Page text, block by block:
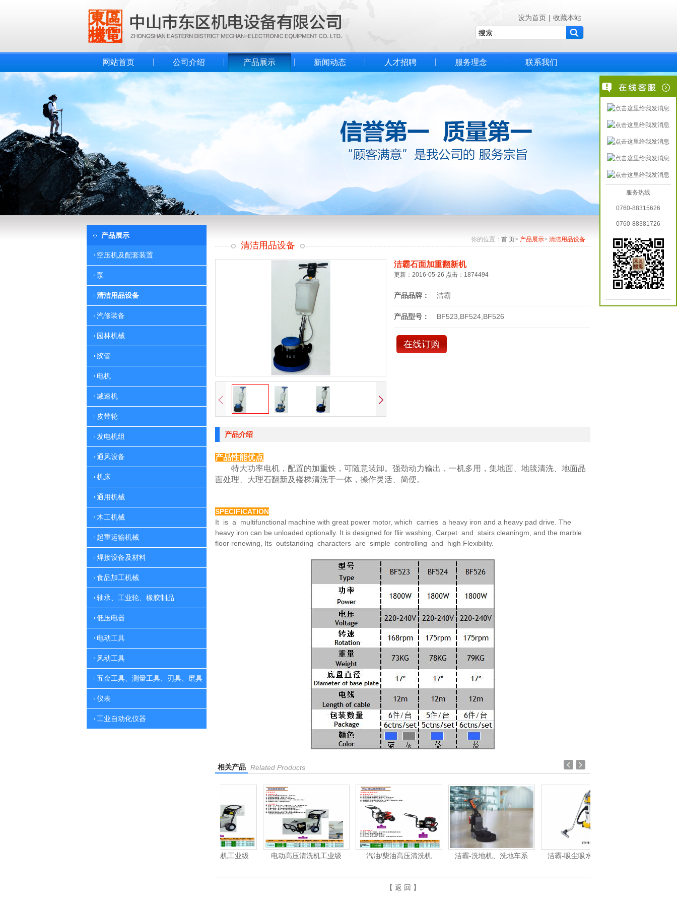
设为首页 | 收藏本站
网站首页 公司介绍 产品展示 新闻动态 人才招聘 服务理念 联系我们
产品展示
空压机及配套装置
泵
清洁用品设备
汽修装备
园林机械
胶管
电机
减速机
皮带轮
发电机组
通风设备
机床
通用机械
木工机械
起重运输机械
焊接设备及材料
食品加工机械
轴承、工业轮、橡胶制品
低压电器
电动工具
风动工具
五金工具、测量工具、刃具、磨具
仪表
工业自动化仪器
你的位置： 首 页> 产品展示> 清洁用品设备
清洁用品设备
洁霸石面加重翻新机
更新：2016-05-26 点击：1874494
产品品牌： 洁霸
产品型号： BF523,BF524,BF526
在线订购
产品介绍
产品性能优点
特大功率电机，配置的加重铁，可随意装卸。强劲动力输出，一机多用，集地面、地毯清洗、地面晶
面处理、大理石翻新及楼梯清洗于一体，操作灵活、简便。
SPECIFICATION
It is a multifunctional machine with great power motor, which carries a heavy iron and a heavy pad drive. The
heavy iron can be unloaded optionally. It is designed for fliir washing, Carpet and stairs cleaningm, and the marble
floor renewing, Its outstanding characters are simple controlling and high Flexibility.
相关产品 Related Products
电动高压清洗机工业级 汽油/柴油高压清洗机 洁霸-洗地机、洗地车系 洁霸-吸尘吸水机系列产
【 返 回 】
服务热线
0760-88315626
0760-88381726